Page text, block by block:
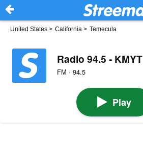
United States > California > Temecula
Radio 94.5 - KMYT
FM · 94.5
Play